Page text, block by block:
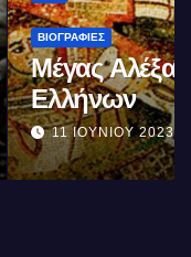
των